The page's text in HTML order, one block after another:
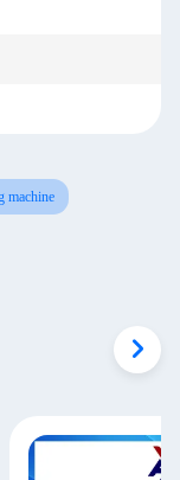
machine